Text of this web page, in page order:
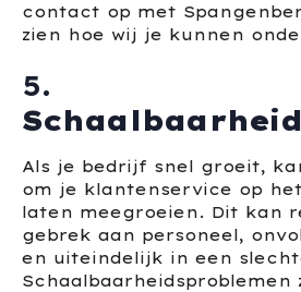
contact op met
zien hoe wij je kunnen
5.
Als je bedrijf snel groeit,
om je klantenservice op
laten meegroeien. Dit kan
gebrek aan personeel,
en uiteindelijk in een